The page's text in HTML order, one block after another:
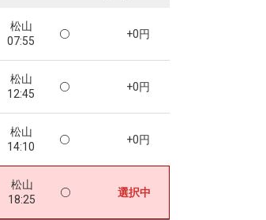
松山
07:55
+0円
松山
12:45
+0円
松山
14:10
+0円
松山
18:25
選択中